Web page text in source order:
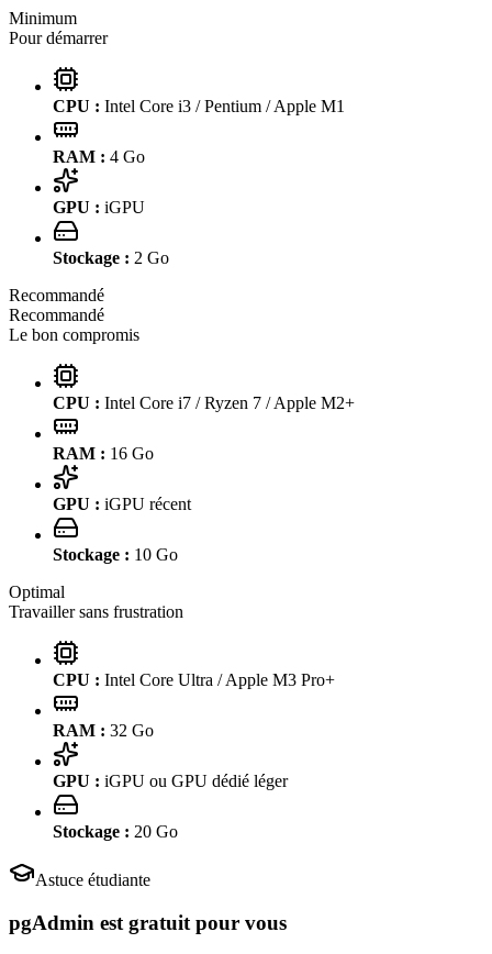
Minimum
Pour démarrer
CPU : Intel Core i3 / Pentium / Apple M1
RAM : 4 Go
GPU : iGPU
Stockage : 2 Go
Recommandé
Recommandé
Le bon compromis
CPU : Intel Core i7 / Ryzen 7 / Apple M2+
RAM : 16 Go
GPU : iGPU récent
Stockage : 10 Go
Optimal
Travailler sans frustration
CPU : Intel Core Ultra / Apple M3 Pro+
RAM : 32 Go
GPU : iGPU ou GPU dédié léger
Stockage : 20 Go
Astuce étudiante
pgAdmin est gratuit pour vous